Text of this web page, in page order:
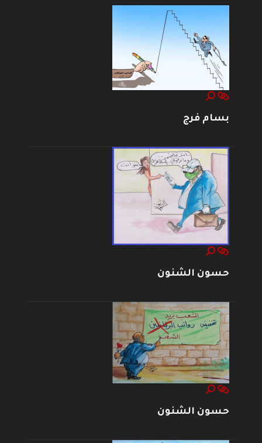
بسام فرج
حسون الشنون
حسون الشنون